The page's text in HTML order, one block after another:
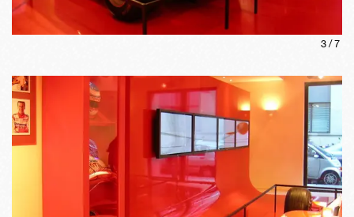
3 /7